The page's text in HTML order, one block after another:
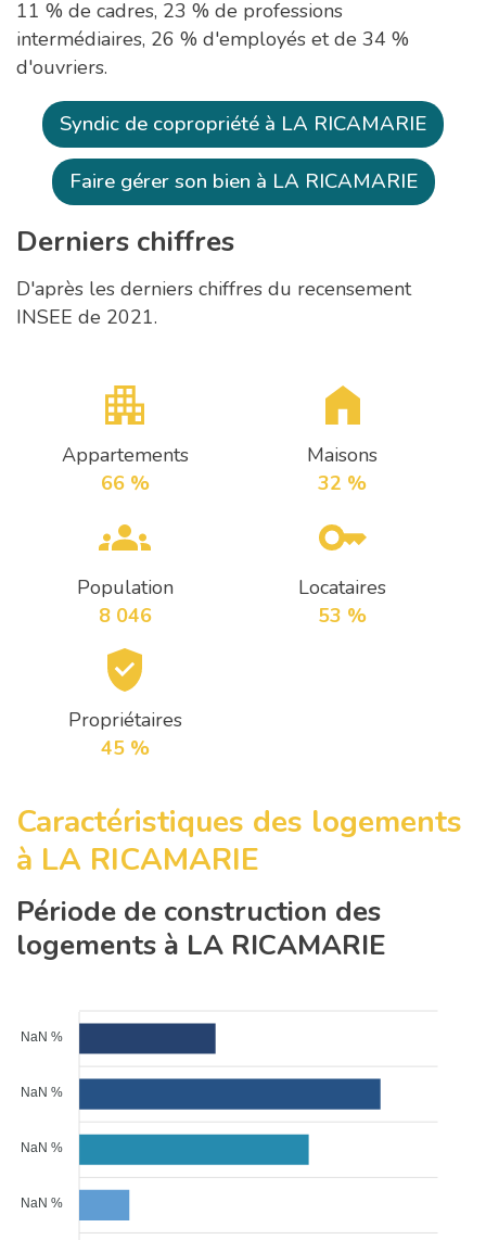
11 % de cadres, 23 % de professions
intermédiaires, 26 % d'employés et de 34 %
d'ouvriers.
Syndic de copropriété à LA RICAMARIE
Faire gérer son bien à LA RICAMARIE
Derniers chiffres
D'après les derniers chiffres du recensement
INSEE de 2021.
Appartements
66 %
Maisons
32 %
Population
8 046
Locataires
53 %
Propriétaires
45 %
Caractéristiques des logements
à LA RICAMARIE
Période de construction des
logements à LA RICAMARIE
NaN %
NaN %
NaN %
NaN %